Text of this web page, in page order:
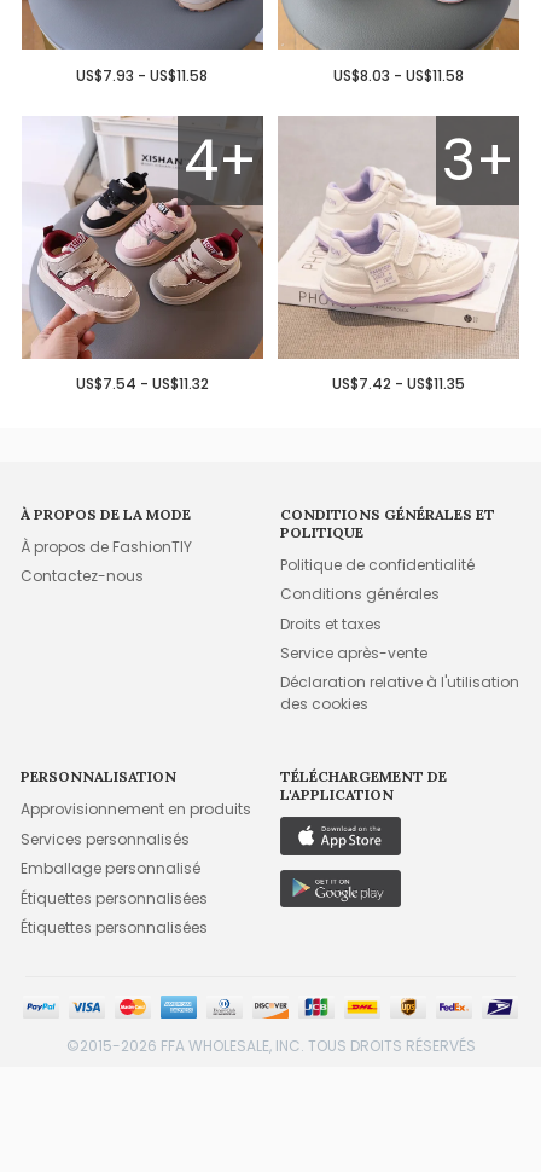
US$7.93 - US$11.58 US$8.03 - US$11.58
4+
US$7.54 - US$11.32
3+
US$7.42 - US$11.35
À PROPOS DE LA MODE
À propos de FashionTIY
Contactez-nous
CONDITIONS GÉNÉRALES ET
POLITIQUE
Politique de confidentialité
Conditions générales
Droits et taxes
Service après-vente
Déclaration relative à l'utilisation
des cookies
PERSONNALISATION
Approvisionnement en produits
Services personnalisés
Emballage personnalisé
Étiquettes personnalisées
Étiquettes personnalisées
TÉLÉCHARGEMENT DE
L'APPLICATION
©2015-2026 FFA WHOLESALE, INC. TOUS DROITS RÉSERVÉS